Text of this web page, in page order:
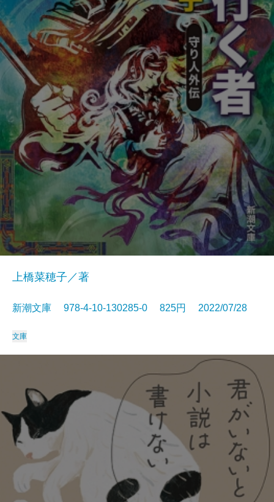
上橋菜穂子／著
新潮文庫 978-4-10-130285-0 825円 2022/07/28
文庫